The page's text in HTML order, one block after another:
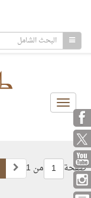
Toggle
navigation
صفحة 1 من 1